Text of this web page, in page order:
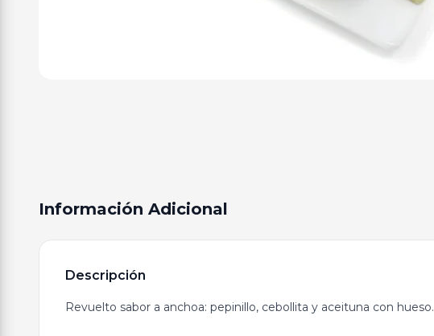
Información Adicional
Descripción
Revuelto sabor a anchoa: pepinillo, cebollita y aceituna con hueso.